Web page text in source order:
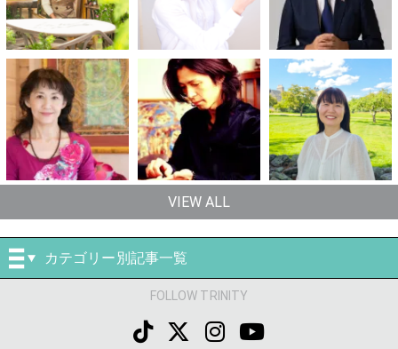
VIEW ALL
カテゴリー別記事一覧
FOLLOW TRINITY